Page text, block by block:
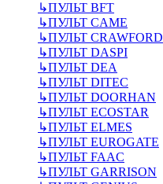
↳ПУЛЬТ BFT
↳ПУЛЬТ CAME
↳ПУЛЬТ CRAWFORD
↳ПУЛЬТ DASPI
↳ПУЛЬТ DEA
↳ПУЛЬТ DITEC
↳ПУЛЬТ DOORHAN
↳ПУЛЬТ ECOSTAR
↳ПУЛЬТ ELMES
↳ПУЛЬТ EUROGATE
↳ПУЛЬТ FAAC
↳ПУЛЬТ GARRISON